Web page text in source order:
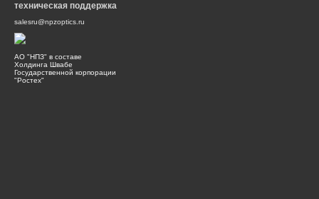
техническая поддержка
salesru@npzoptics.ru
АО "НПЗ" в составе
Холдинга Швабе
Государственной корпорации
"Ростех"